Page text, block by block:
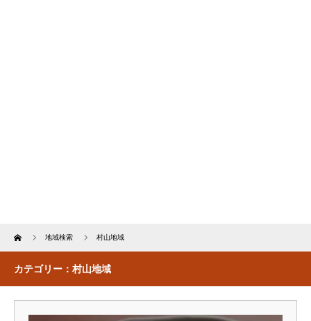
Home 地域検索 村山地域
カテゴリー：村山地域